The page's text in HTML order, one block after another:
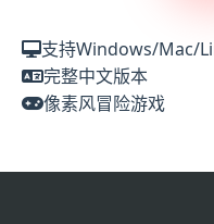
支持Windows/Mac/
完整中文版本
像素风冒险游戏